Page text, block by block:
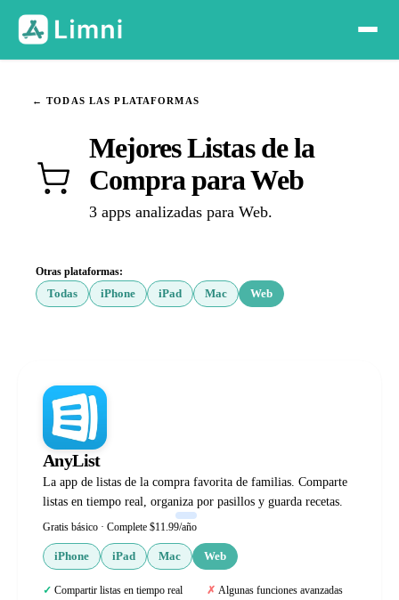
← TODAS LAS PLATAFORMAS
Mejores Listas de la
Compra para Web
3 apps analizadas para Web.
Otras plataformas:
Todas
iPhone iPad Mac Web
AnyList
La app de listas de la compra favorita de familias. Comparte
listas en tiempo real, organiza por pasillos y guarda recetas.
Gratis básico · Complete $11.99/año
iPhone iPad Mac Web
Compartir listas en tiempo real
Algunas funciones avanzadas